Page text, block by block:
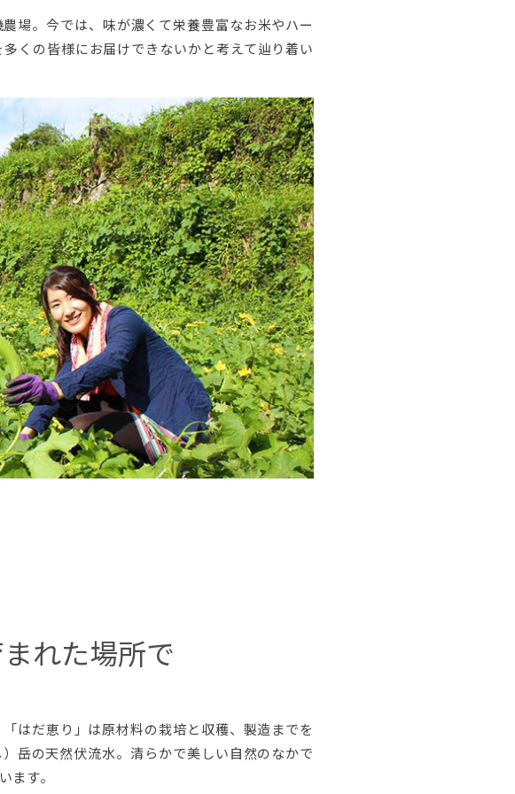
場。今では、味が濃くて栄養豊富なお米やハー
くの皆様にお届けできないかと考えて辿り着い
れた場所で
はだ恵り」は原材料の栽培と収穫、製造までを
岳の天然伏流水。清らかで美しい自然のなかで
ます。